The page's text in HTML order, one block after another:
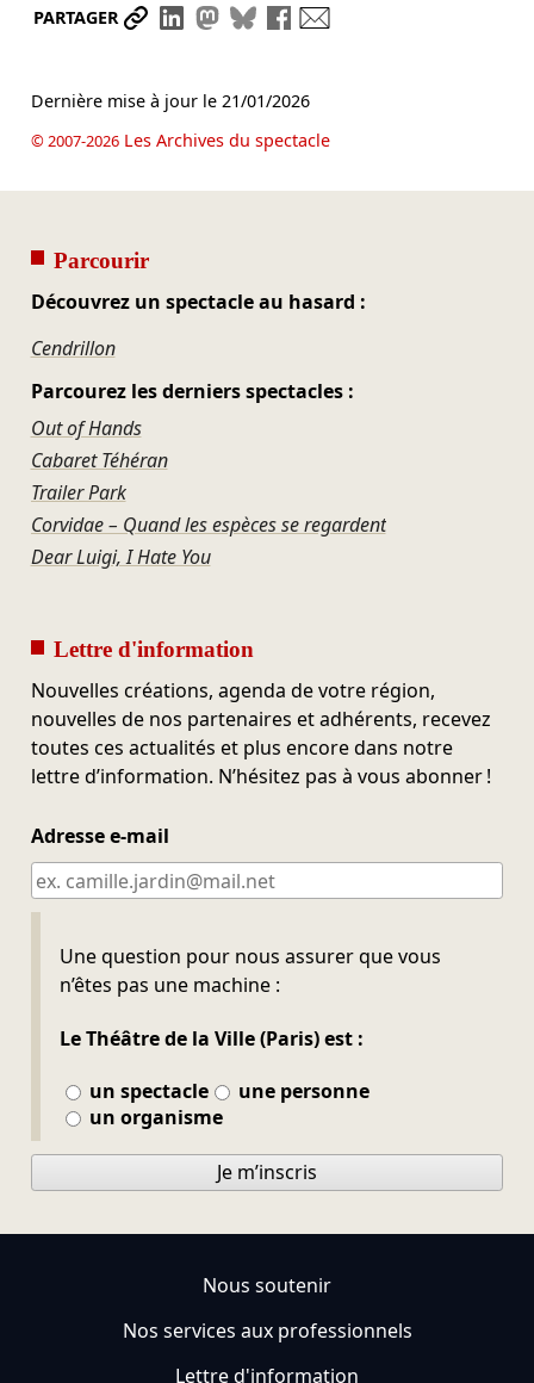
PARTAGER Partager le lien
Partager sur LinkedIn
Partager sur Mastodon
Partager sur Bluesky
Partager sur Facebook
Dernière mise à jour le 21/01/2026
© 2007-2026Les Archives du spectacle
Parcourir
Découvrez un spectacle au hasard :
Cendrillon
Parcourez les derniers spectacles :
Out of Hands
Cabaret Téhéran
Trailer Park
Corvidae – Quand les espèces se regardent
Dear Luigi, I Hate You
Lettre d'information
Nouvelles créations, agenda de votre région,
nouvelles de nos partenaires et adhérents, recevez
toutes ces actualités et plus encore dans notre
lettre d’information. N’hésitez pas à vous abonner !
Adresse e-mail
Une question pour nous assurer que vous
n’êtes pas une machine :
Le Théâtre de la Ville (Paris) est :
un spectacle
une personne
un organisme
Ne pas remplir
Je m’inscris
Nous soutenir
Nos services aux professionnels
Lettre d'information